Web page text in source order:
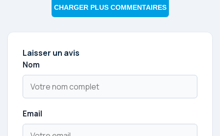
CHARGER PLUS COMMENTAIRES
Laisser un avis
Nom
Email